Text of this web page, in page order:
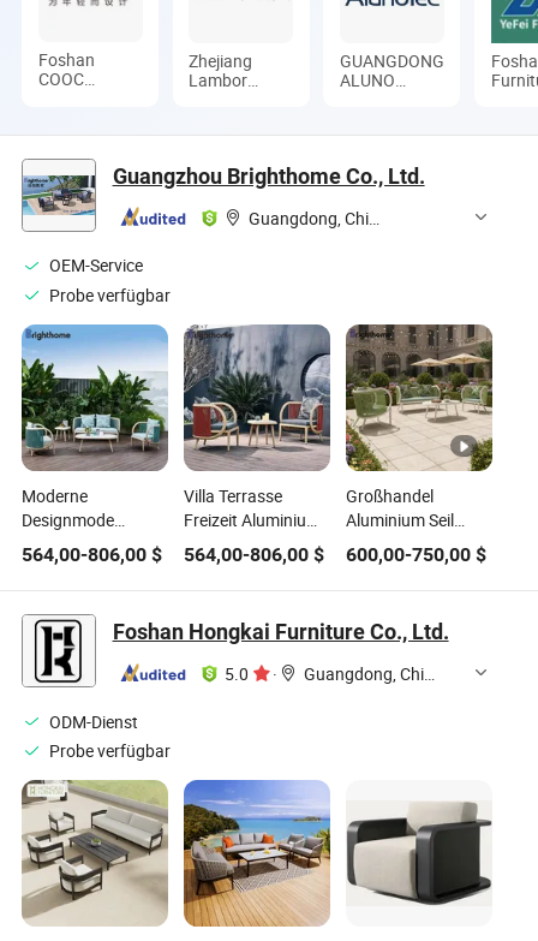
Foshan
COOC
Zhejiang
Lambor
Co., Ltd
GUANGDONG
ALUNO
Guangzhou Brighthome Co., Ltd.
Guangdong, China
OEM-Service
Probe verfügbar
Moderne
Designmode
wasserdichte Seil-
Aluminium-Patio-
Möbel Garten-
Sofaset im Freien
564,00-806,00 $
Villa Terrasse
Freizeit Aluminium
Gartenmöbel Seil
Patio Hotel Garten
Sofaset
564,00-806,00$
Großhandel
Aluminium Seil
Innenhof
Gartenmöbel
Sofaset
600,00-750,00$
Foshan Hongkai Furniture Co., Ltd.
5.0 · Guangdong, China
ODM-Dienst
Probe verfügbar